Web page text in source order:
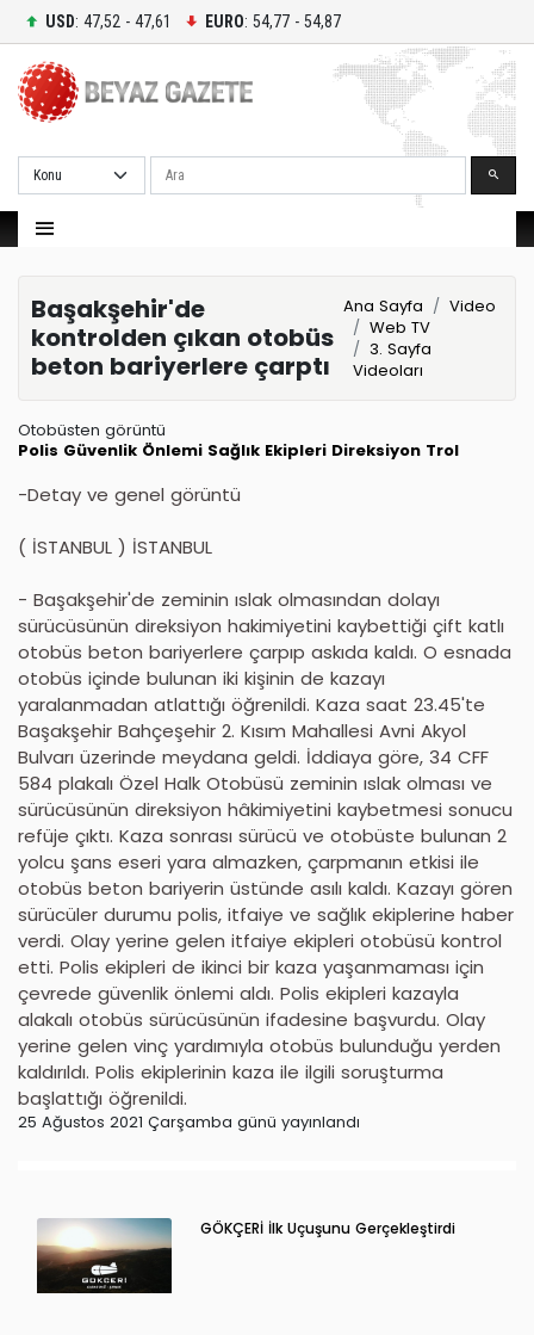
USD: 47,52 - 47,61 EURO: 54,77 - 54,87
Ara
Başakşehir'de
kontrolden çıkan otobüs
beton bariyerlere çarptı
Ana Sayfa
Video
Web TV
3. Sayfa
Videoları
Otobüsten görüntü
Polis Güvenlik Önlemi Sağlık Ekipleri Direksiyon Trol
-Detay ve genel görüntü
( İSTANBUL ) İSTANBUL
- Başakşehir'de zeminin ıslak olmasından dolayı
sürücüsünün direksiyon hakimiyetini kaybettiği çift katlı
otobüs beton bariyerlere çarpıp askıda kaldı. O esnada
otobüs içinde bulunan iki kişinin de kazayı
yaralanmadan atlattığı öğrenildi. Kaza saat 23.45'te
Başakşehir Bahçeşehir 2. Kısım Mahallesi Avni Akyol
Bulvarı üzerinde meydana geldi. İddiaya göre, 34 CFF
584 plakalı Özel Halk Otobüsü zeminin ıslak olması ve
sürücüsünün direksiyon hâkimiyetini kaybetmesi sonucu
refüje çıktı. Kaza sonrası sürücü ve otobüste bulunan 2
yolcu şans eseri yara almazken, çarpmanın etkisi ile
otobüs beton bariyerin üstünde asılı kaldı. Kazayı gören
sürücüler durumu polis, itfaiye ve sağlık ekiplerine haber
verdi. Olay yerine gelen itfaiye ekipleri otobüsü kontrol
etti. Polis ekipleri de ikinci bir kaza yaşanmaması için
çevrede güvenlik önlemi aldı. Polis ekipleri kazayla
alakalı otobüs sürücüsünün ifadesine başvurdu. Olay
yerine gelen vinç yardımıyla otobüs bulunduğu yerden
kaldırıldı. Polis ekiplerinin kaza ile ilgili soruşturma
başlattığı öğrenildi.
25 Ağustos 2021 Çarşamba günü yayınlandı
GÖKÇERİ İlk Uçuşunu Gerçekleştirdi